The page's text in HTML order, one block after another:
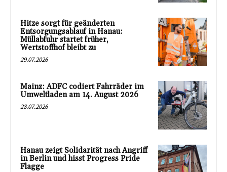
Hitze sorgt für geänderten
Entsorgungsablauf in Hanau:
Müllabfuhr startet früher,
Wertstoffhof bleibt zu
29.07.2026
Mainz: ADFC codiert Fahrräder im
Umweltladen am 14. August 2026
28.07.2026
Hanau zeigt Solidarität nach Angriff
in Berlin und hisst Progress Pride
Flagge